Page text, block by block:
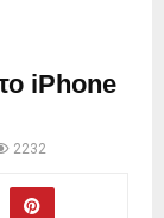
iPhone
2232